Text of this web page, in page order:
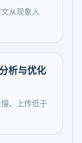
从现象入
析与优化
、上传低于